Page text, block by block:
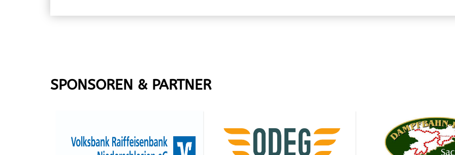
SPONSOREN & PARTNER